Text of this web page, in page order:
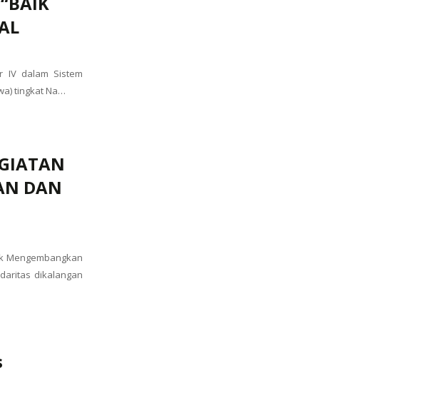
IV dalam Sistem
tingkat Na…
DAN
Mengembangkan
dikalangan